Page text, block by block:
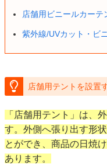
店舗用ビニールカーテ
紫外線/UVカット・ビ
店舗用テントを設置
「店舗用テント」は、
す。外側へ張り出す形
とができ、商品の日焼
あります。